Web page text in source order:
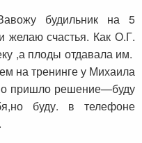
будильник на 5
желаю счастья. Как О.Г.
,а плоды отдавала им.
на тренинге у Михаила
пришло решение—буду
буду. в телефоне